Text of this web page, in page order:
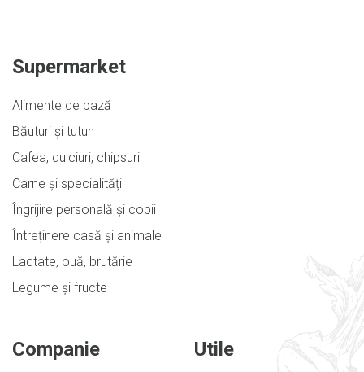
Supermarket
Alimente de bază
Băuturi și tutun
Cafea, dulciuri, chipsuri
Carne și specialități
Îngrijire personală și copii
Întreținere casă și animale
Lactate, ouă, brutărie
Legume și fructe
Companie Utile